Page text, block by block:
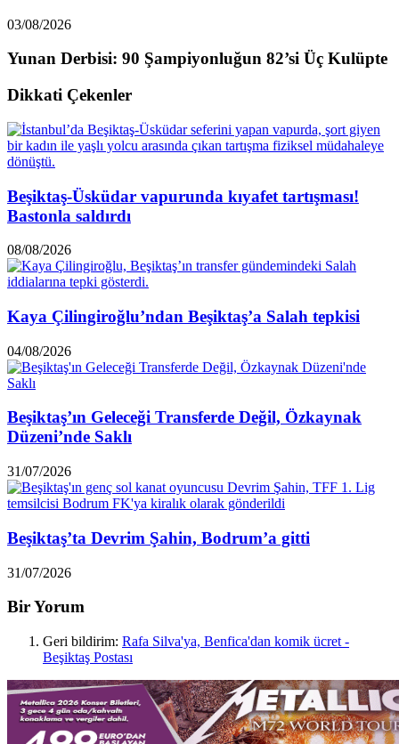
03/08/2026
Yunan Derbisi: 90 Şampiyonluğun 82’si Üç Kulüpte
Dikkati Çekenler
Beşiktaş-Üsküdar vapurunda kıyafet tartışması!
Bastonla saldırdı
08/08/2026
Kaya Çilingiroğlu’ndan Beşiktaş’a Salah tepkisi
04/08/2026
Beşiktaş’ın Geleceği Transferde Değil, Özkaynak
Düzeni’nde Saklı
31/07/2026
Beşiktaş’ta Devrim Şahin, Bodrum’a gitti
31/07/2026
Bir Yorum
Geri bildirim: Rafa Silva'ya, Benfica'dan komik ücret -
Beşiktaş Postası